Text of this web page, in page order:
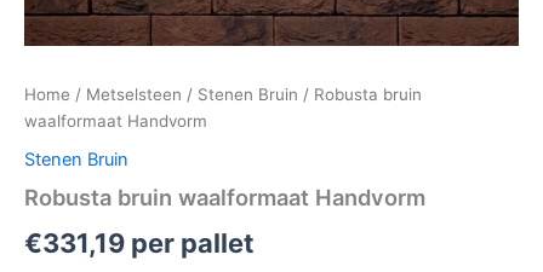
Home / Metselsteen / Stenen Bruin / Robusta bruin
waalformaat Handvorm
Stenen Bruin
Robusta bruin waalformaat Handvorm
€331,19 per pallet